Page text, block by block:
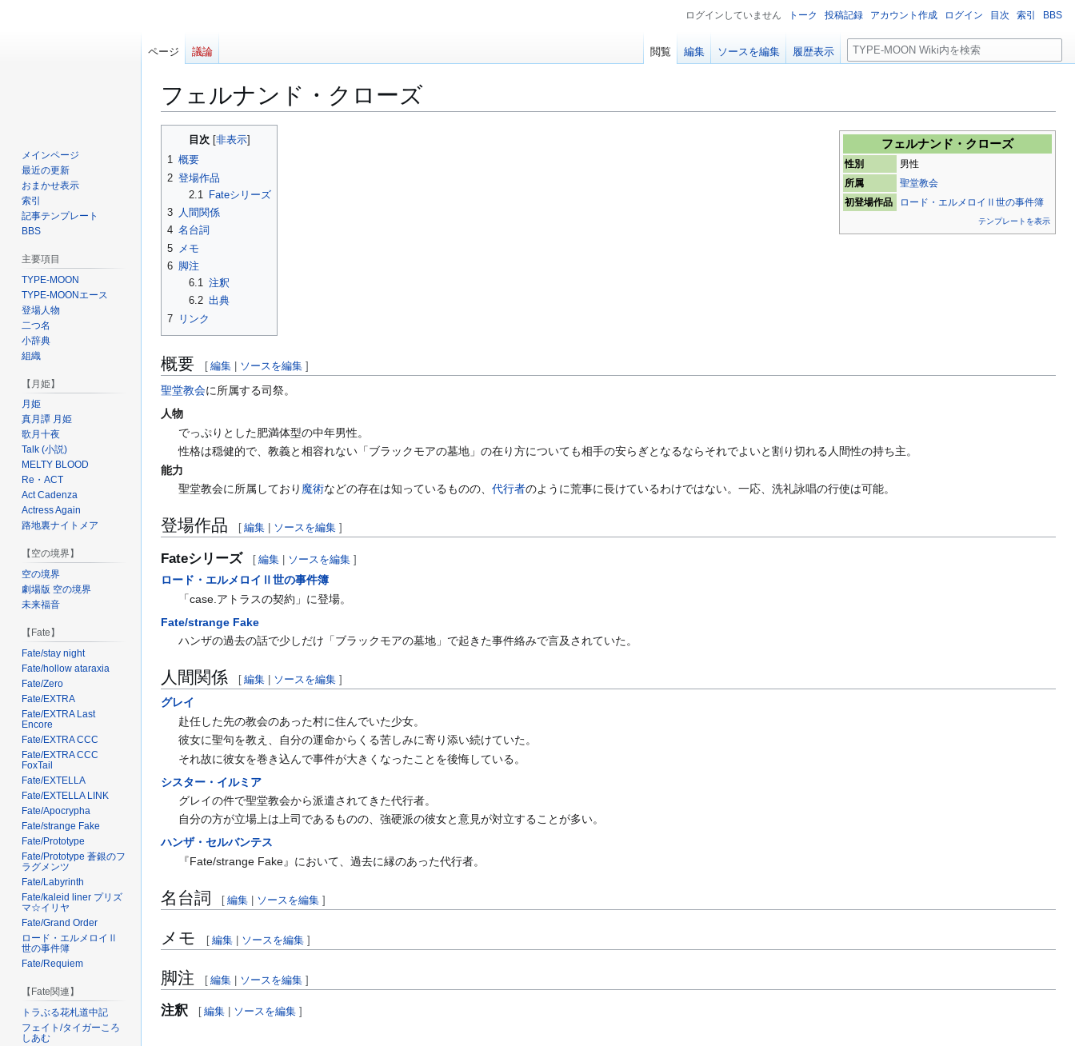
フェルナンド・クローズ
ー
に
移
移
フェルナンド・クローズ
性別
男性
所属
聖堂教会
初登場作品
ロード・エルメロイⅡ世の事件簿
テンプレートを表示
目次
1 概要
2 登場作品
2.1
Fateシリーズ
3 人間関係
4 名台詞
5
メモ
6 脚注
6.1 注釈
6.2 出典
7
リンク
概要 [ 編集 ソースを編集 ]
聖堂教会に所属する司祭。
人物
でっぷりとした肥満体型の中年男性。
性格は穏健的で、教義と相容れない「ブラックモアの墓地」の在り方についても相手の安らぎとなるならそれでよいと割り切れる人間性の持ち主。
能力
聖堂教会に所属しており 魔術などの存在は知っているものの、代行者のように荒事に長けているわけではない。一応、洗礼詠唱の行使は可能。
登場作品 [ 編集 ソースを編集 ]
Fateシリーズ [ 編集 | ソースを編集 ]
ロード・エルメロイⅡ世の事件簿
「case.アトラスの契約」に登場。
Fate/strange Fake
ハンザの過去の話で少しだけ「ブラックモアの墓地」で起きた事件絡みで言及されていた。
人間関係 [ 編集 ソースを編集 ]
グレイ
赴任した先の教会のあった村に住んでいた少女。
彼女に聖句を教え、自分の運命からくる苦しみに寄り添い続けていた。
それ故に彼女を巻き込んで事件が大きくなったことを後悔している。
シスター・イルミア
グレイの件で聖堂教会から派遣されてきた代行者。
自分の方が立場上は上司であるものの、強硬派の彼女と意見が対立することが多い。
ハンザ・セルバンテス
『Fate/strange Fake』において、過去に縁のあった代行者。
名台詞 [ 編集 ソースを編集 ]
メモ [ 編集 ソースを編集 ]
脚注 [ 編集 ソースを編集 ]
注釈 [ 編集 ソースを編集 ]
ログインしていません トーク 投稿記録 アカウント作成 ログイン 目次 索引 BBS
ページ 議論 閲覧 編集 ソースを編集 履歴表示
検
索
メインページ
最近の更新
おまかせ表示
索引
記事テンプレート
BBS
主要項目
TYPE-MOON
TYPE-MOONエース
登場人物
二つ名
小辞典
組織
【月姫】
月姫
真月譚 月姫
歌月十夜
Talk (小説)
MELTY BLOOD
Re・ACT
Act Cadenza
Actress Again
路地裏ナイトメア
【空の境界】
空の境界
劇場版 空の境界
未来福音
【Fate】
Fate/stay night
Fate/hollow ataraxia
Fate/Zero
Fate/EXTRA
Fate/EXTRA Last
Encore
Fate/EXTRA CCC
Fate/EXTRA CCC
FoxTail
Fate/EXTELLA
Fate/EXTELLA LINK
Fate/Apocrypha
Fate/strange Fake
Fate/Prototype
Fate/Prototype 蒼銀のフ
ラグメンツ
Fate/Labyrinth
Fate/kaleid liner プリズ
マ☆イリヤ
Fate/Grand Order
ロード・エルメロイⅡ
世の事件簿
Fate/Requiem
【Fate関連】
トラぶる花札道中記
フェイト/タイガーころ
しあむ